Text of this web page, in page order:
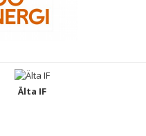
Älta IF